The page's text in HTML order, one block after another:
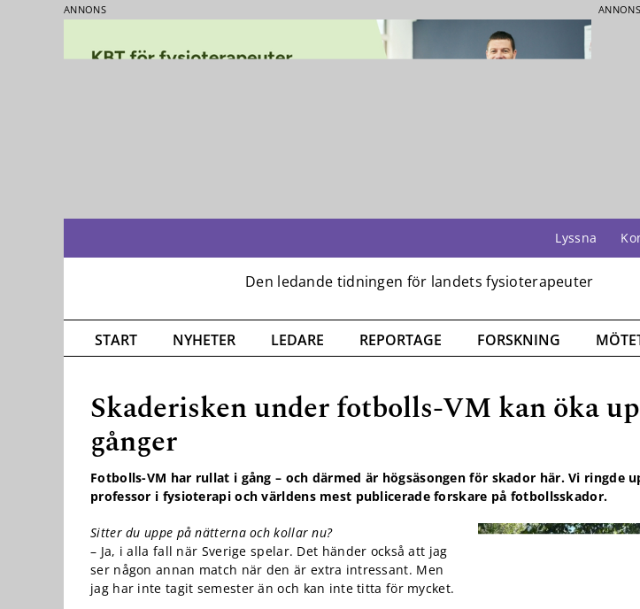
ANNONS ANNONS
Lyssna
START NYHETER LEDARE REPORTAGE FORSKNING
Skaderisken under fotbolls-VM kan öka
gånger
Fotbolls-VM har rullat i gång – och därmed är högsäsongen för skador här. Vi ringde
professor i fysioterapi och världens mest publicerade forskare på fotbollsskador.
Sitter du uppe på nätterna och kollar nu?
– Ja, i alla fall när Sverige spelar. Det händer också att jag
ser någon annan match när den är extra intressant. Men
jag har inte tagit semester än och kan inte titta för mycket.
Nödvändiga
Dessa kakor